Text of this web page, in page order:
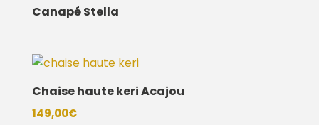
Canapé Stella
Chaise haute keri Acajou
149,00€